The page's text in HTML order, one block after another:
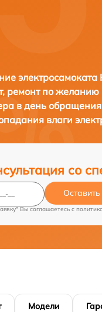
электросамоката
ремонт по желанию
в день обращения
влаги
со
Вы соглашаетесь c
Модели